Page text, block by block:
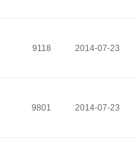
9118 2014-07-23
9801 2014-07-23